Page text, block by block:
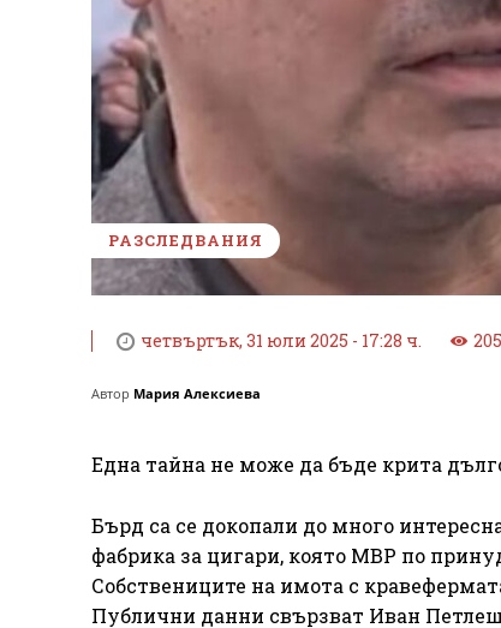
РАЗСЛЕДВАНИЯ
четвъртък, 31 юли 2025 - 17:28 ч.
Автор Мария Алексиева
Една тайна не може да бъде крита
Бърд са се докопали до много
фабрика за цигари, която МВР по
Собствениците на имота с
Публични данни свързват Иван